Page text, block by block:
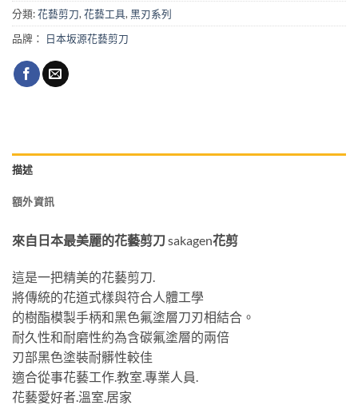
分類:花藝剪刀, 花藝工具, 黑刃系列
品牌：
日本坂源花藝剪刀
描述
額外資訊
來自日本最美麗的花藝剪刀sakagen花剪
這是一把精美的花藝剪刀.
將傳統的花道式樣與符合人體工學
的樹酯模製手柄和黑色氟塗層刀刃相結合。
耐久性和耐磨性約為含碳氟塗層的兩倍
刃部黑色塗裝耐髒性較佳
適合從事花藝工作.教室.專業人員.
花藝愛好者.溫室.居家